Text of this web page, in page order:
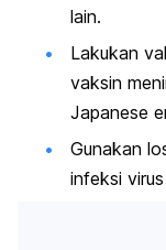
lain.
Lakukan
vaksin
Japanese
Gunakan
infeksi